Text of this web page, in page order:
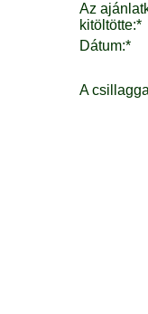
Az
kitöltötte:*
Dátum:*
A